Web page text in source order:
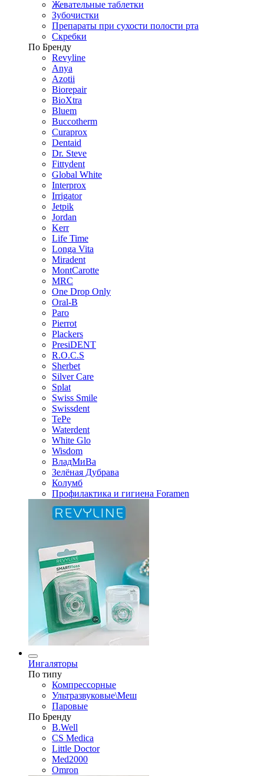
Жевательные таблетки
Зубочистки
Препараты при сухости полости рта
Скребки
По Бренду
Revyline
Anya
Azotii
Biorepair
BioXtra
Bluem
Buccotherm
Curaprox
Dentaid
Dr. Steve
Fittydent
Global White
Interprox
Irrigator
Jetpik
Jordan
Kerr
Life Time
Longa Vita
Miradent
MontCarotte
MRC
One Drop Only
Oral-B
Paro
Pierrot
Plackers
PresiDENT
R.O.C.S
Sherbet
Silver Care
Splat
Swiss Smile
Swissdent
TePe
Waterdent
White Glo
Wisdom
ВладМиВа
Зелёная Дубрава
Колумб
Профилактика и гигиена Foramen
Ингаляторы
По типу
Компрессорные
Ультразвуковые\Меш
Паровые
По Бренду
B.Well
CS Medica
Little Doctor
Med2000
Omron